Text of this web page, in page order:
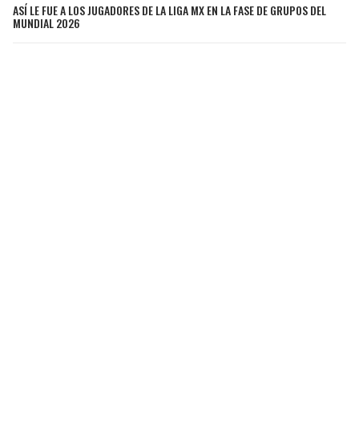
ASÍ LE FUE A LOS JUGADORES DE LA LIGA MX EN LA FASE DE GRUPOS DEL
MUNDIAL 2026